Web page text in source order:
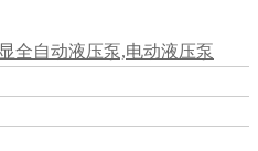
全自动液压泵,电动液压泵